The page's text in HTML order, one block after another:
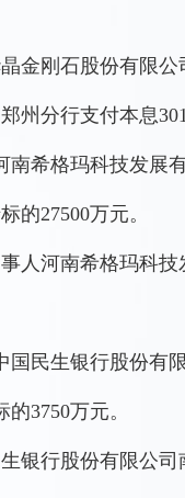
金刚石股份有限
分行支付本息
希格玛科技发展
的27500万元。
人河南希格玛科
国民生银行股份有
3750万元。
银行股份有限公